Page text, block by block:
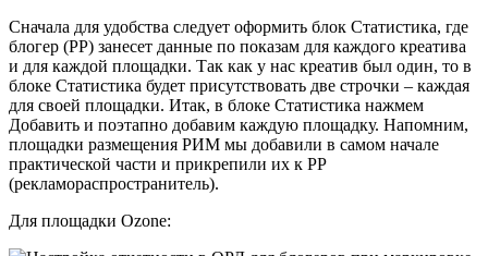
Сначала для удобства следует оформить блок Статистика, где
блогер (РР) занесет данные по показам для каждого креатива
и для каждой площадки. Так как у нас креатив был один, то в
блоке Статистика будет присутствовать две строчки – каждая
для своей площадки. Итак, в блоке Статистика нажмем
Добавить и поэтапно добавим каждую площадку. Напомним,
площадки размещения РИМ мы добавили в самом начале
практической части и прикрепили их к РР
(рекламораспространитель).
Для площадки Ozone: